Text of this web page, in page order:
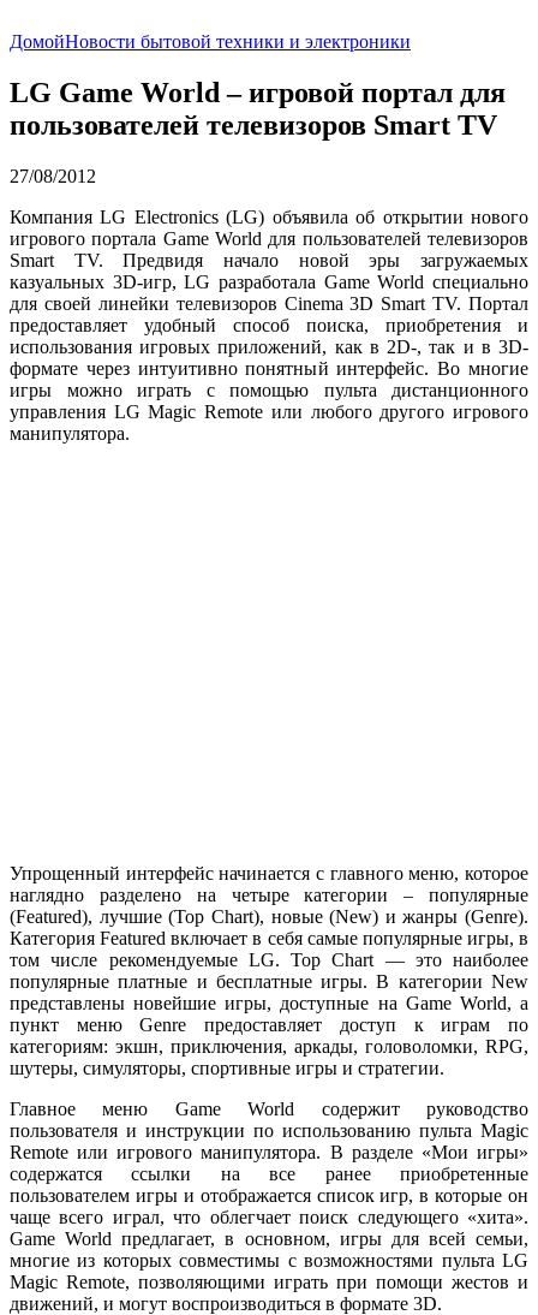
ДомойНовости бытовой техники и электроники
LG Game World – игровой портал для
пользователей телевизоров Smart TV
27/08/2012
Компания LG Electronics (LG) объявила об открытии нового
игрового портала Game World для пользователей телевизоров
Smart TV. Предвидя начало новой эры загружаемых
казуальных 3D-игр, LG разработала Game World специально
для своей линейки телевизоров Cinema 3D Smart TV. Портал
предоставляет удобный способ поиска, приобретения и
использования игровых приложений, как в 2D-, так и в 3D-
формате через интуитивно понятный интерфейс. Во многие
игры можно играть с помощью пульта дистанционного
управления LG Magic Remote или любого другого игрового
манипулятора.
Упрощенный интерфейс начинается с главного меню, которое
наглядно разделено на четыре категории – популярные
(Featured), лучшие (Top Chart), новые (New) и жанры (Genre).
КатегорияFeaturedвключает в себя самые популярные игры, в
том числе рекомендуемые LG. Top Chart ― это наиболее
популярные платные и бесплатные игры. В категории New
представлены новейшие игры, доступные на Game World,а
пункт менюGenreпредоставляет доступ к играм по
категориям: экшн, приключения, аркады, головоломки, RPG,
шутеры, симуляторы, спортивные игры и стратегии.
Главное меню Game World содержит руководство
пользователя и инструкции по использованию пульта Magic
Remote или игровогоманипулятора. В разделе «Мои игры»
содержатся ссылки на все ранее приобретенные
пользователем игры и отображается список игр, в которые он
чаще всего играл, что облегчает поиск следующего «хита».
Game World предлагает, в основном, игры для всей семьи,
многие из которых совместимы с возможностями пульта LG
Magic Remote, позволяющими играть при помощи жестов и
движений, и могут воспроизводиться в формате 3D.